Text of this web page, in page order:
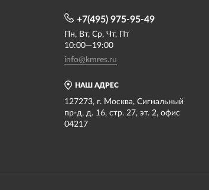
НАШ АДРЕС
127273, г. Москва, Сигнальный
пр-д, д. 16, стр. 27, эт. 2, офис
04217
+7(495) 975-95-49
Пн, Вт, Ср, Чт, Пт
10:00—19:00
info@kmres.ru